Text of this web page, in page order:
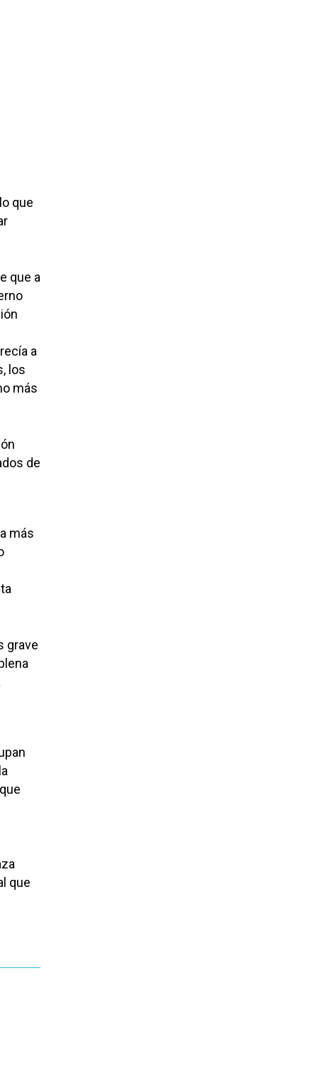
que
que a
a
los
más
de
más
grave
que